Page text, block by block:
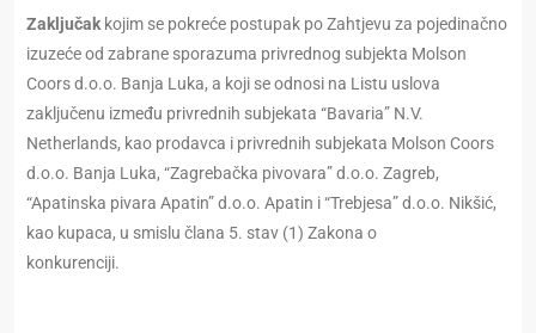
Zaključak kojim se pokreće postupak po Zahtjevu za pojedinačno
izuzeće od zabrane sporazuma privrednog subjekta Molson
Coors d.o.o. Banja Luka, a koji se odnosi na Listu uslova
zaključenu između privrednih subjekata “Bavaria” N.V.
Netherlands, kao prodavca i privrednih subjekata Molson Coors
d.o.o. Banja Luka, “Zagrebačka pivovara” d.o.o. Zagreb,
“Apatinska pivara Apatin” d.o.o. Apatin i “Trebjesa” d.o.o. Nikšić,
kao kupaca, u smislu člana 5. stav (1) Zakona o
konkurenciji.